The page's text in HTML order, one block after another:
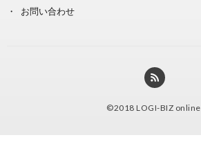
お問い合わせ
©2018 LOGI-BIZ online